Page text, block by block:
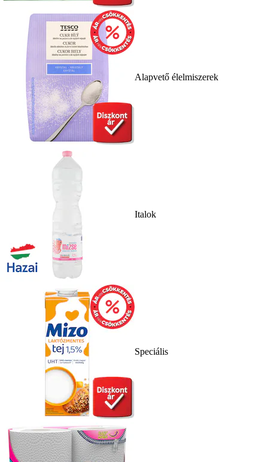
Alapvető élelmiszerek
Italok
Speciális